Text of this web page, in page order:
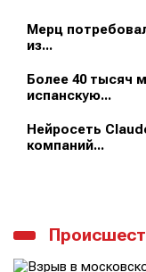
Мерц
из...
Более 40 тысяч
испанскую...
Нейросеть
компаний...